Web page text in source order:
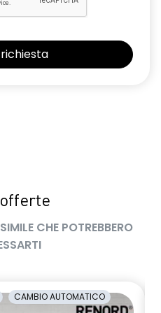
h
C-shape
per 5 anni
app my rnlt
CHE POTREBBERO
CAMBIO AUTOMATICO